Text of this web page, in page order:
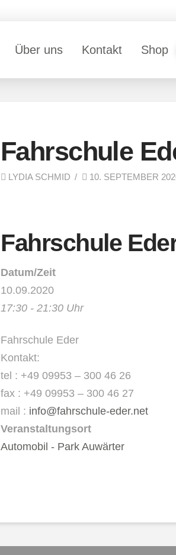
Über uns Kontakt Shop
Fahrschule
LYDIA SCHMID 10. SEPTEMBER
Fahrschule
Datum/Zeit
10.09.2020
17:30 - 21:30 Uhr
Fahrschule Eder
Kontakt:
tel : +49 09953 – 300 46 26
fax : +49 09953 – 300 46 27
mail : info@fahrschule-eder.net
Veranstaltungsort
Automobil - Park Auwärter